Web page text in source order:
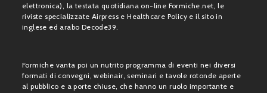
elettronica), la testata quotidiana on-line Formiche.net, le
riviste specializzate Airpress e Healthcare Policy e il sito in
inglese ed arabo Decode39.
Formiche vanta poi un nutrito programma di eventi nei diversi
formati di convegni, webinair, seminari e tavole rotonde aperte
al pubblico e a porte chiuse, che hanno un ruolo importante e